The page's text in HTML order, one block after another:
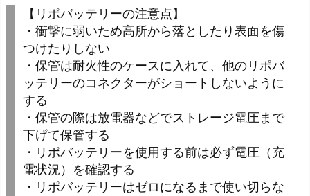
【リポバッテリーの注意点】
・衝撃に弱いため高所から落としたり表面を傷
つけたりしない
・保管は耐火性のケースに入れて、他のリポバ
ッテリーのコネクターがショートしないように
する
・保管の際は放電器などでストレージ電圧まで
下げて保管する
・リポバッテリーを使用する前は必ず電圧（充
電状況）を確認する
・リポバッテリーはゼロになるまで使い切らな